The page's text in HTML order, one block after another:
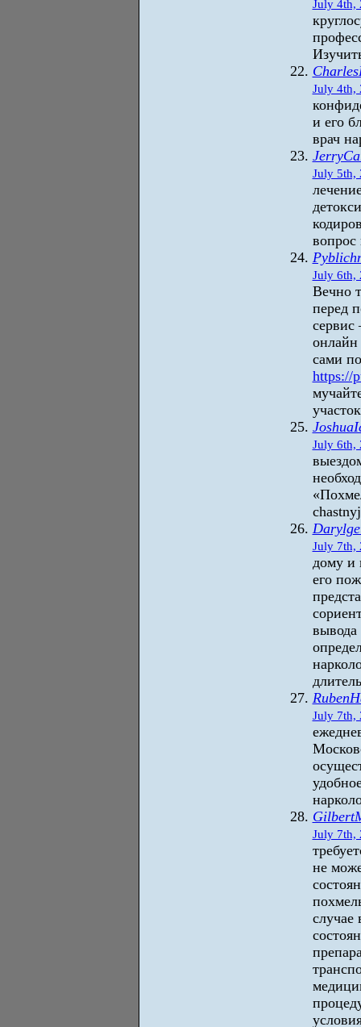
July 4th,
July 4th,
и его
врач
July 5th,
вопрос
July 6th,
Вечно
перед
сервис
сами
https://
участок
July 6th,
July 7th,
дому и
его
вывода
July 7th,
July 7th,
не
случае